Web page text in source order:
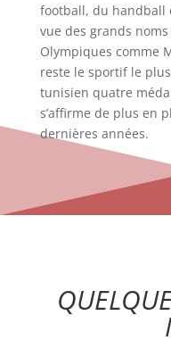
football, du handball
vue des grands
Olympiques comme
reste le sportif le
tunisien quatre
s’affirme de plus en
dernières années.